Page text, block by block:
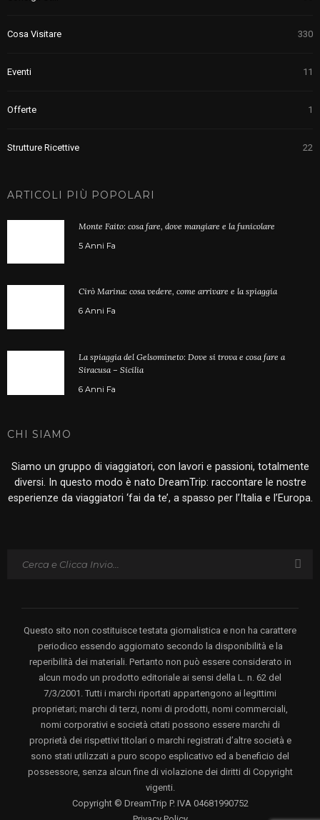
Cosa Visitare 330
Eventi 11
Offerte 1
Strutture Ricettive 22
ARTICOLI PIÙ POPOLARI
Monte Faito: cosa fare, dove mangiare e la funicolare
5 Anni Fa
Cirò Marina: cosa vedere, come arrivare e la spiaggia
6 Anni Fa
La spiaggia del Gelsomineto: Dove si trova e cosa fare a
Siracusa – Sicilia
6 Anni Fa
CHI SIAMO
Siamo un gruppo di viaggiatori, con lavori e passioni, totalmente
diversi. In questo modo è nato DreamTrip: raccontare le nostre
esperienze da viaggiatori ‘fai da te’, a spasso per l’Italia e l’Europa.
Questo sito non costituisce testata giornalistica e non ha carattere
periodico essendo aggiornato secondo la disponibilità e la
reperibilità dei materiali. Pertanto non può essere considerato in
alcun modo un prodotto editoriale ai sensi della L. n. 62 del
7/3/2001. Tutti i marchi riportati appartengono ai legittimi
proprietari; marchi di terzi, nomi di prodotti, nomi commerciali,
nomi corporativi e società citati possono essere marchi di
proprietà dei rispettivi titolari o marchi registrati d’altre società e
sono stati utilizzati a puro scopo esplicativo ed a beneficio del
possessore, senza alcun fine di violazione dei diritti di Copyright
vigenti.
Copyright © DreamTrip P. IVA 04681990752